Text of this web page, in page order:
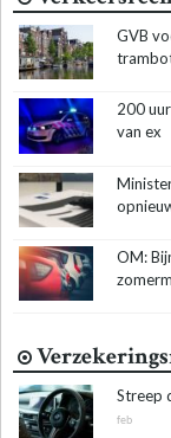
GVB
200
van ex
OM:
Streep
feb